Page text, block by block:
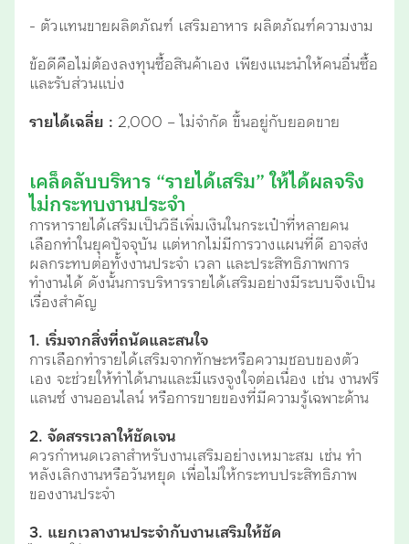
- ตัวแทนขายผลิตภัณฑ์ เสริมอาหาร ผลิตภัณฑ์ความงาม
ข้อดีคือไม่ต้องลงทุนซื้อสินค้าเอง เพียงแนะนำให้คนอื่นซื้อ
และรับส่วนแบ่ง
รายได้เฉลี่ย : 2,000 – ไม่จำกัด ขึ้นอยู่กับยอดขาย
เคล็ดลับบริหาร “รายได้เสริม” ให้ได้ผลจริง
ไม่กระทบงานประจำ
การหารายได้เสริมเป็นวิธีเพิ่มเงินในกระเป๋าที่หลายคน
เลือกทำในยุคปัจจุบัน แต่หากไม่มีการวางแผนที่ดี อาจส่ง
ผลกระทบต่อทั้งงานประจำ เวลา และประสิทธิภาพการ
ทำงานได้ ดังนั้นการบริหารรายได้เสริมอย่างมีระบบจึงเป็น
เรื่องสำคัญ
1. เริ่มจากสิ่งที่ถนัดและสนใจ
การเลือกทำรายได้เสริมจากทักษะหรือความชอบของตัว
เอง จะช่วยให้ทำได้นานและมีแรงจูงใจต่อเนื่อง เช่น งานฟรี
แลนซ์ งานออนไลน์ หรือการขายของที่มีความรู้เฉพาะด้าน
2. จัดสรรเวลาให้ชัดเจน
ควรกำหนดเวลาสำหรับงานเสริมอย่างเหมาะสม เช่น ทำ
หลังเลิกงานหรือวันหยุด เพื่อไม่ให้กระทบประสิทธิภาพ
ของงานประจำ
3. แยกเวลางานประจำกับงานเสริมให้ชัด